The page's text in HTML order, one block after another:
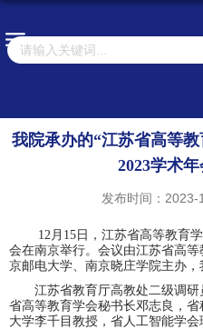
我院承办的“江苏省高等
2023学术
发布时间：2023-
12月 15 日， 江苏省高等教育
会在南京举行。会议由江苏省高
京邮电大学、 南京晓庄学院主办 ，
江苏省教育厅高教处二级调研
省高等教育学会秘书长邓志良，
大学李千目教授，省人工智能学